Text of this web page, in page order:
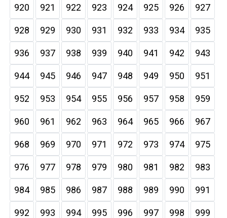
920 921 922 923 924 925 926 927
928 929 930 931 932 933 934 935
936 937 938 939 940 941 942 943
944 945 946 947 948 949 950 951
952 953 954 955 956 957 958 959
960 961 962 963 964 965 966 967
968 969 970 971 972 973 974 975
976 977 978 979 980 981 982 983
984 985 986 987 988 989 990 991
992 993 994 995 996 997 998 999